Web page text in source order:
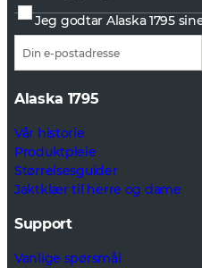
Jeg godtar Alaska 1795
Alaska 1795
Vår historie
Produktpleie
Størrelsesguider
Jaktklær til herre og dame
Support
Vanlige spørsmål